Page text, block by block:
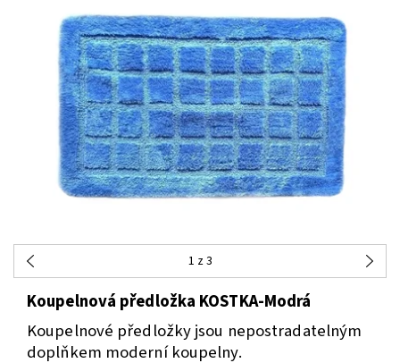
1 z 3
Koupelnová předložka KOSTKA-Modrá
Koupelnové předložky jsou nepostradatelným
doplňkem moderní koupelny.